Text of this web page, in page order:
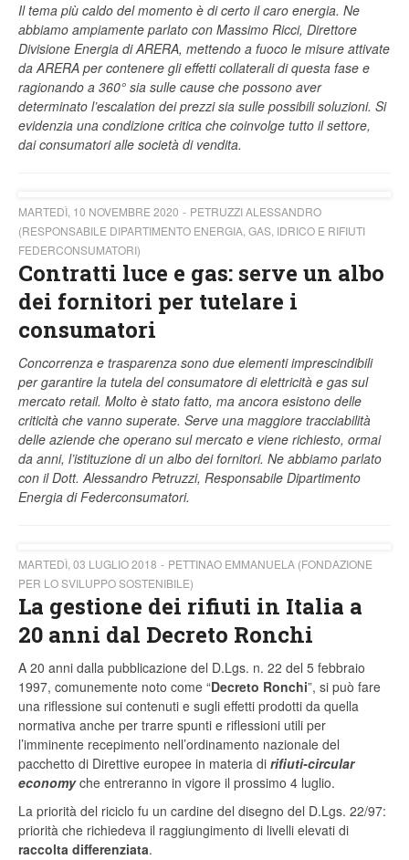
Il tema più caldo del momento è di certo il caro energia. Ne
abbiamo ampiamente parlato con Massimo Ricci, Direttore
Divisione Energia di ARERA, mettendo a fuoco le misure attivate
da ARERA per contenere gli effetti collaterali di questa fase e
ragionando a 360° sia sulle cause che possono aver
determinato l’escalation dei prezzi sia sulle possibili soluzioni. Si
evidenzia una condizione critica che coinvolge tutto il settore,
dai consumatori alle società di vendita.
MARTEDÌ, 10 NOVEMBRE 2020
PETRUZZI ALESSANDRO
(RESPONSABILE DIPARTIMENTO ENERGIA, GAS, IDRICO E RIFIUTI
FEDERCONSUMATORI)
Contratti luce e gas: serve un albo
dei fornitori per tutelare i
consumatori
Concorrenza e trasparenza sono due elementi imprescindibili
per garantire la tutela del consumatore di elettricità e gas sul
mercato retail. Molto è stato fatto, ma ancora esistono delle
criticità che vanno superate. Serve una maggiore tracciabilità
delle aziende che operano sul mercato e viene richiesto, ormai
da anni, l’istituzione di un albo dei fornitori. Ne abbiamo parlato
con il Dott. Alessandro Petruzzi, Responsabile Dipartimento
Energia di Federconsumatori.
MARTEDÌ, 03 LUGLIO 2018
PETTINAO EMMANUELA (FONDAZIONE
PER LO SVILUPPO SOSTENIBILE)
La gestione dei rifiuti in Italia a
20 anni dal Decreto Ronchi
A 20 anni dalla pubblicazione del D.Lgs. n. 22 del 5 febbraio
1997, comunemente noto come “Decreto Ronchi”, si può fare
una riflessione sui contenuti e sugli effetti prodotti da quella
normativa anche per trarre spunti e riflessioni utili per
l’imminente recepimento nell’ordinamento nazionale del
pacchetto di Direttive europee in materia di rifiuti-circular
economyche entreranno in vigore il prossimo 4 luglio.
La priorità del riciclo fu un cardine del disegno del D.Lgs. 22/97:
priorità che richiedeva il raggiungimento di livelli elevati di
raccolta differenziata.